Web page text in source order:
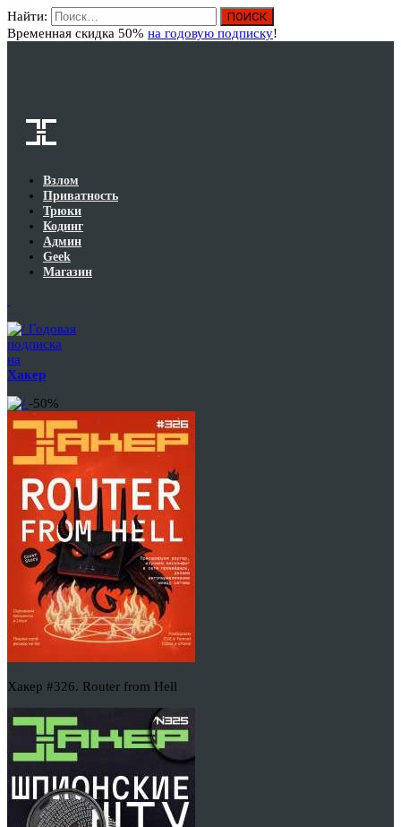
Найти:
Временная скидка 50% на годовую подписку!
Взлом
Приватность
Трюки
Кодинг
Админ
Geek
Магазин
Годовая
подписка
на
Хакер
-50%
Хакер #326. Router from Hell